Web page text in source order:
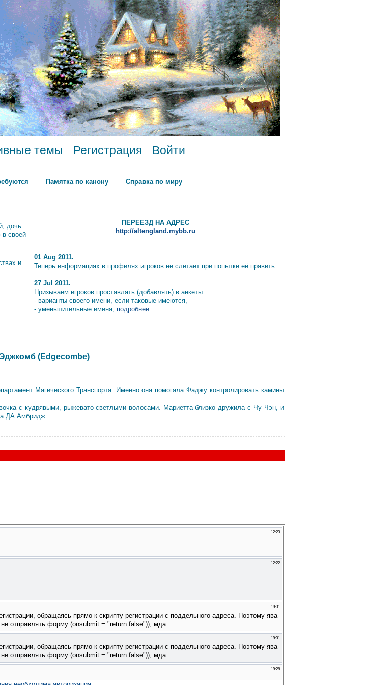
темы Регистрация Войти
Памятка по канону Справка по миру
дочь
в своей
и
ПЕРЕЕЗД НА АДРЕС
http://altengland.mybb.ru
01 Aug 2011.
Теперь информациях в профилях игроков не слетает при попытке её править.
27 Jul 2011.
Призываем игроков проставлять (добавлять) в анкеты:
- варианты своего имени, если таковые имеются,
- уменьшительные имена, подробнее...
(Edgecombe)
Магического Транспорта. Именно она помогала Фаджу контролировать камины
с кудрявыми, рыжевато-светлыми волосами. Мариетта близко дружила с Чу Чэн, и
ДА Амбридж.